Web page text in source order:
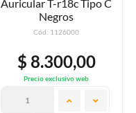
Auricular T-r18c Tipo C
Negros
Cód: 1126000
$ 8.300,00
Precio exclusivo web